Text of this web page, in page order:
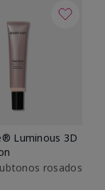
Luminous 3D
rosados